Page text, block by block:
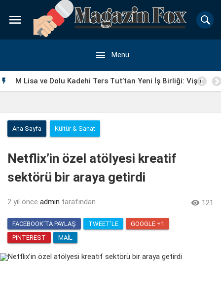

 Menü
 M Lisa ve Dolu Kadehi Ters Tut’tan Yeni İş Birliği: Vişne
Ana Sayfa Kültür & Sanat
Netflix’in özel atölyesi kreatif
sektörü bir araya getirdi
2 yıl önce admin tarafından  121
FACEBOOK'TA PAYLAŞ TWEET'LE
GOOGLE +1
PINTEREST
MAIL